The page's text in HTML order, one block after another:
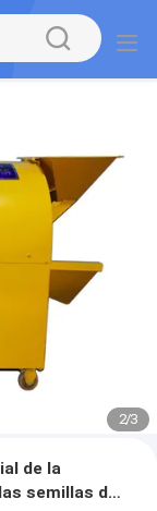
2/3
de la
semillas de